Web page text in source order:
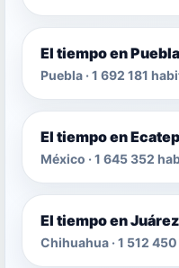
El tiempo en Puebla
Puebla · 1 692 181
El tiempo en
México · 1 645 352
El tiempo en Juárez
Chihuahua · 1 512